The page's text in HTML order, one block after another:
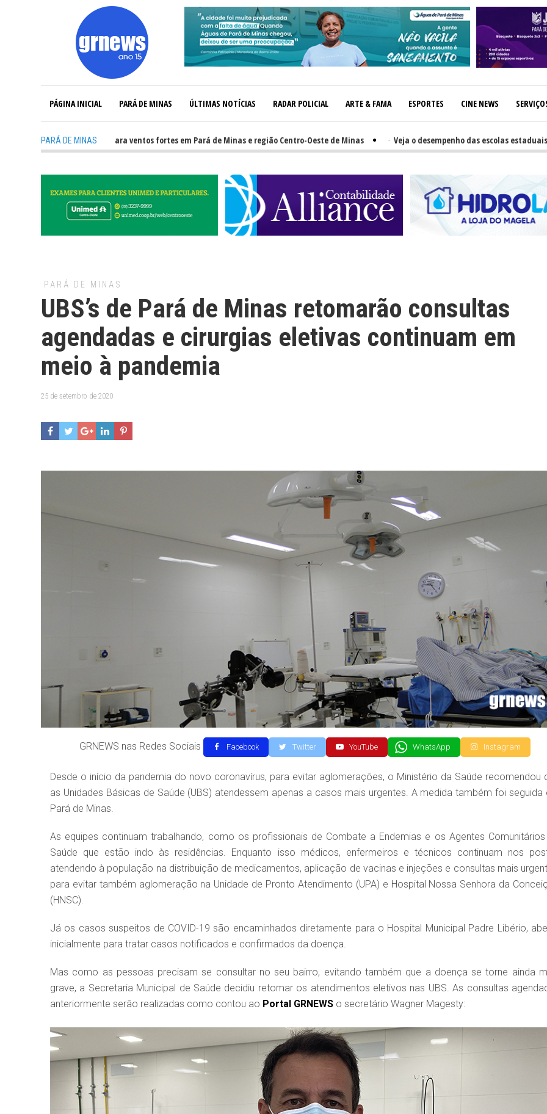
PÁGINA INICIAL PARÁ DE MINAS ÚLTIMAS NOTÍCIAS RADAR POLICIAL ARTE & FAMA ESPORTES CINE NEWS
PARÁ DE MINAS
Defesa Civil alerta para ventos fortes em Pará de Minas e região Centro-Oeste de Minas - Veja o desempenho das escolas estaduais e
PARÁ DE MINAS
UBS’s de Pará de Minas retomarão consultas
agendadas e cirurgias eletivas continuam em
meio à pandemia
25 de setembro de 2020
GRNEWS nas Redes Sociais Facebook Twitter YouTube WhatsApp Instagram
Desde o início da pandemia do novo coronavírus, para evitar aglomerações, o Ministério da Saúde recomendou
as Unidades Básicas de Saúde (UBS) atendessem apenas a casos mais urgentes. A medida também foi seguida
Pará de Minas.
As equipes continuam trabalhando, como os profissionais de Combate a Endemias e os Agentes
Saúde que estão indo às residências. Enquanto isso médicos, enfermeiros e técnicos continuam nos
atendendo à população na distribuição de medicamentos, aplicação de vacinas e injeções e consultas mais
para evitar também aglomeração na Unidade de Pronto Atendimento (UPA) e Hospital Nossa Senhora da
(HNSC).
Já os casos suspeitos de COVID-19 são encaminhados diretamente para o Hospital Municipal Padre Libério,
inicialmente para tratar casos notificados e confirmados da doença.
Mas como as pessoas precisam se consultar no seu bairro, evitando também que a doença se torne ainda
grave, a Secretaria Municipal de Saúde decidiu retomar os atendimentos eletivos nas UBS. As consultas
anteriormente serão realizadas como contou ao Portal GRNEWS o secretário Wagner Magesty: